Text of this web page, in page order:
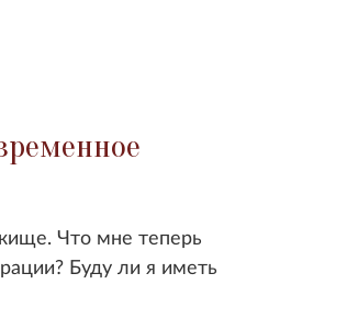
Что мне теперь
Буду ли я иметь